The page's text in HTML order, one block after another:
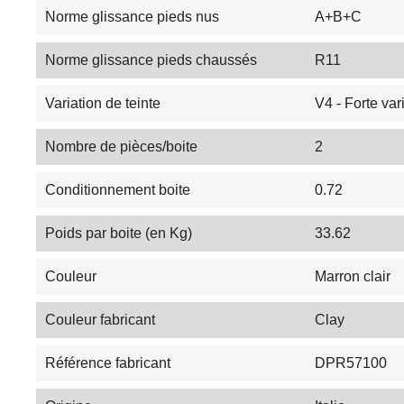
Norme glissance pieds nus A+B+C
Norme glissance pieds chaussés R11
Variation de teinte V4 - Forte
Nombre de pièces/boite 2
Conditionnement boite 0.72
Poids par boite (en Kg) 33.62
Couleur Marron clair
Couleur fabricant Clay
Référence fabricant DPR57100